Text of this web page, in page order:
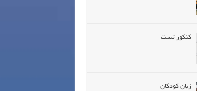
کنکور تست
زبان کودکان